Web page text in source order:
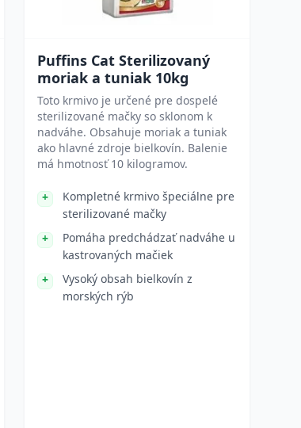
Puffins Cat Sterilizovaný
moriak a tuniak 10kg
Toto krmivo je určené pre dospelé
sterilizované mačky so sklonom k
nadváhe. Obsahuje moriak a tuniak
ako hlavné zdroje bielkovín. Balenie
má hmotnosť 10 kilogramov.
Kompletné krmivo špeciálne pre
sterilizované mačky
Pomáha predchádzať nadváhe u
kastrovaných mačiek
Vysoký obsah bielkovín z
morských rýb